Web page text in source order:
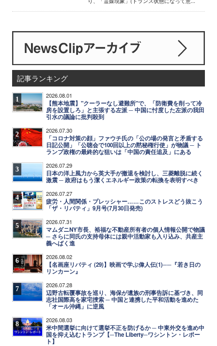
記事ランキング
1 2026.08.01
【熊本地震】"クーラーなし避難所"で、「防衛費を削って冷
房を設置しろ」と主張する左派 ─ 中国に忖度した左派の我田
引水の議論に批判殺到
2 2026.07.30
「コロナ対策の顔」ファウチ氏の「公の場の発言と矛盾する
日記公開」「公聴会で100回以上の黙秘権行使」が物議 ─ ト
ランプ政権の最終的な狙いは「中国の責任追及」にある
3 2026.07.29
日本の洋上風力から英大手が撤退を検討し、三菱離脱に続く
激震 ─ 政府はもう潔くエネルギー政策の転換を表明すべき
4 2026.07.27
疲労・人間関係・プレッシャー……このストレスどう抜こう
「ザ・リバティ」9月号(7月30日発売)
5 2026.07.31
マムダニNY市長、裕福な不動産所有者の個人情報公開で物議
─ さらに同氏の支持母体には親中活動家も入り込み、共産主
義へばく進
6 2026.08.02
【名画座リバティ (29)】映画で学ぶ偉人伝(1)──『若き日の
リンカーン』
7 2026.07.28
辺野古転覆事故を巡り、海保が遺族の刑事告訴に基づき、同
志社国際高を家宅捜索 ─ 中国と連携した平和活動を進めた
「オール沖縄」に逆風
8 2026.08.03
米中間選挙に向けて選挙不正を防げるか ─ 中東外交を進め中
国を抑え込むトランプ【─The Liberty─ワシントン・レポー
ト】